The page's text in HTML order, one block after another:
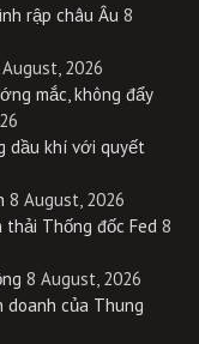
rập châu Âu 8
2026
mắc, không đẩy
dầu khí với quyết
8 August, 2026
Thống đốc Fed 8
8 August, 2026
doanh của Thung